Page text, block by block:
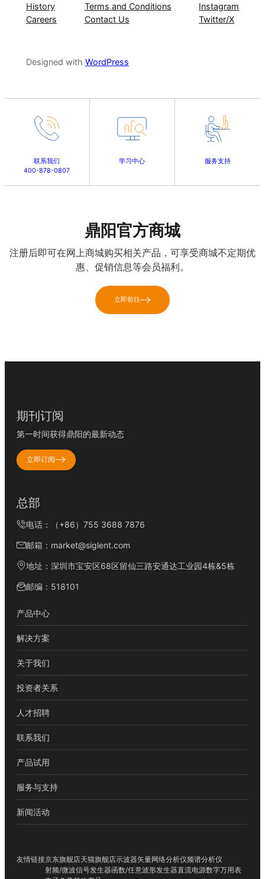
History
Careers
Terms and Conditions
Contact Us
Instagram
Twitter/X
Designed with WordPress
联系我们
400-878-0807
学习中心 服务支持
鼎阳官方商城
注册后即可在网上商城购买相关产品，可享受商城不定期优
惠、促销信息等会员福利。
立即前往
期刊订阅
第一时间获得鼎阳的最新动态
立即订阅
总部
电话：（+86）755 3688 7876
邮箱：market@siglent.com
地址：深圳市宝安区68区留仙三路安通达工业园4栋&5栋
邮编：518101
产品中心
解决方案
关于我们
投资者关系
人才招聘
联系我们
产品试用
服务与支持
新闻活动
友情链接京东旗舰店天猫旗舰店示波器矢量网络分析仪频谱分析仪
射频/微波信号发生器函数/任意波形发生器直流电源数字万用表